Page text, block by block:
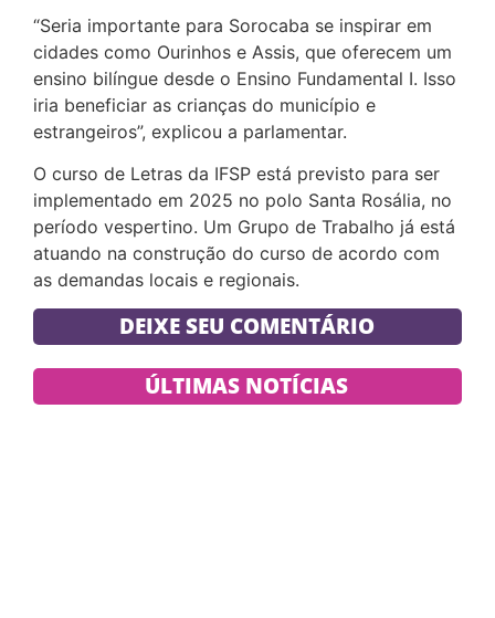
“Seria importante para Sorocaba se inspirar em
cidades como Ourinhos e Assis, que oferecem um
ensino bilíngue desde o Ensino Fundamental I. Isso
iria beneficiar as crianças do município e
estrangeiros”, explicou a parlamentar.
O curso de Letras da IFSP está previsto para ser
implementado em 2025 no polo Santa Rosália, no
período vespertino. Um Grupo de Trabalho já está
atuando na construção do curso de acordo com
as demandas locais e regionais.
DEIXE SEU COMENTÁRIO
ÚLTIMAS NOTÍCIAS